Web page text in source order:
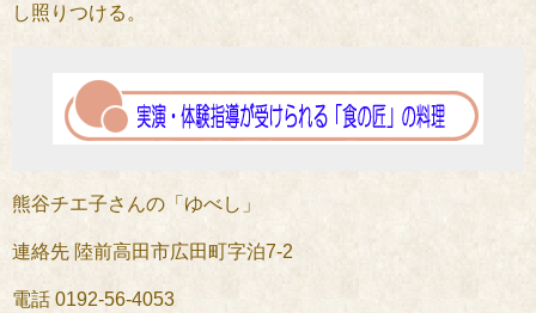
し照りつける。
熊谷チエ子さんの「ゆべし」
連絡先 陸前高田市広田町字泊7-2
電話 0192-56-4053